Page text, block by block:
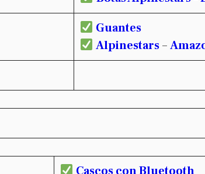
Guantes
Alpinestars–
Cascos con Bluetooth